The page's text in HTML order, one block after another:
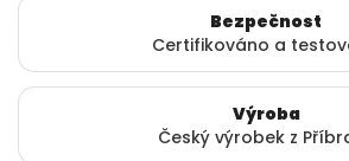
Bezpečnost
Certifikováno a
Výroba
Český výrobek z